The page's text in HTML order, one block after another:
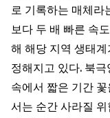
로 기록하는 매체라
보다 두 배 빠른 속
해 해당 지역 생태
정해지고 있다. 북
속에서 짧은 기간
서는 순간 사라질